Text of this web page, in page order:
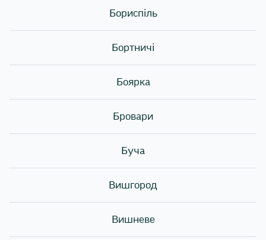
Бориспіль
Бортничі
Боярка
Бровари
Буча
Вишгород
Вишневе
Коробочки вок: хто
придумав таку подачу